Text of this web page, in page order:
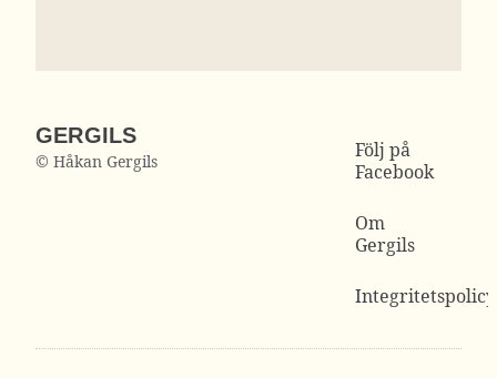
GERGILS
© Håkan Gergils
Följ på
Facebook
Om
Gergils
Integritetspolicy